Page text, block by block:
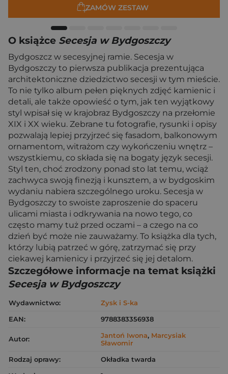
ZAMÓW ZESTAW
O książce Secesja w Bydgoszczy
Bydgoszcz w secesyjnej ramie. Secesja w
Bydgoszczy to pierwsza publikacja prezentująca
architektoniczne dziedzictwo secesji w tym mieście.
To nie tylko album pełen pięknych zdjęć kamienic i
detali, ale także opowieść o tym, jak ten wyjątkowy
styl wpisał się w krajobraz Bydgoszczy na przełomie
XIX i XX wieku. Zebrane tu fotografie, rysunki i opisy
pozwalają lepiej przyjrzeć się fasadom, balkonowym
ornamentom, witrażom czy wykończeniu wnętrz –
wszystkiemu, co składa się na bogaty język secesji.
Styl ten, choć zrodzony ponad sto lat temu, wciąż
zachwyca swoją finezją i kunsztem, a w bydgoskim
wydaniu nabiera szczególnego uroku. Secesja w
Bydgoszczy to swoiste zaproszenie do spaceru
ulicami miasta i odkrywania na nowo tego, co
często mamy tuż przed oczami – a czego na co
dzień być może nie zauważamy. To książka dla tych,
którzy lubią patrzeć w górę, zatrzymać się przy
ciekawej kamienicy i przyjrzeć się jej detalom.
Szczegółowe informacje na temat książki
Secesja w Bydgoszczy
Wydawnictwo:
Zysk i S-ka
EAN:
9788383356938
Autor: Jantoń Iwona, Marcysiak
Sławomir
Rodzaj oprawy:
Okładka twarda